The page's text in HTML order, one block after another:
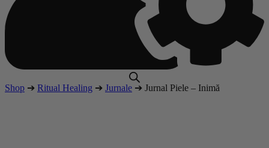
Shop ➔ Ritual Healing ➔ Jurnale ➔ Jurnal Piele – Inimă